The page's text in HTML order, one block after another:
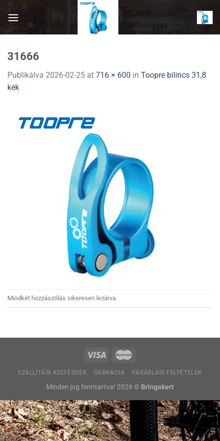
31666
Publikálva 2026-02-25 at 716 × 600 in Toopre bilincs 31,8
kék
Mindkét hozzászólás sikeresen lezárva.
SZÁLLÍTÁSI KÖLTÉSGEK GARANCIA VÁSÁRLÁSI FELTÉTELEK
Minden jog fenntartva! 2026 © Bringakert